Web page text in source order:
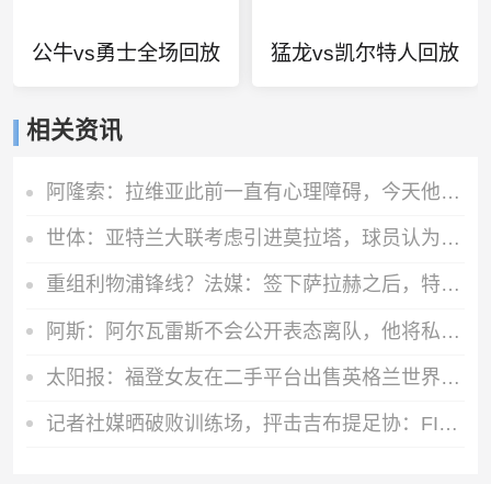
公牛vs勇士全场回放 猛龙vs凯尔特人回放
相关资讯
阿隆索：拉维亚此前一直有心理障碍，今天他很累但发自内心地开心
世体：亚特兰大联考虑引进莫拉塔，球员认为自己还能留在顶级联赛
重组利物浦锋线？法媒：签下萨拉赫之后，特拉布宗即将拿下努涅斯
阿斯：阿尔瓦雷斯不会公开表态离队，他将私下与西蒙尼和马竞沟通
太阳报：福登女友在二手平台出售英格兰世界杯球衣，标价70英镑
记者社媒晒破败训练场，抨击吉布提足协：FIFA的拨款去哪里了？